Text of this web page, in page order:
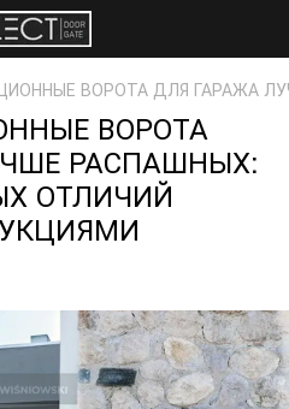
ВОРОТА ДЛЯ ГАРАЖА
ВОРОТА
РАСПАШНЫХ:
ОТЛИЧИЙ